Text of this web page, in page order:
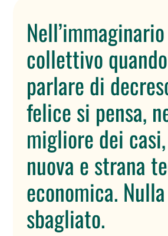
Nell’immaginario
collettivo
parlare di
felice si pensa,
migliore dei
nuova e strana
economica.
sbagliato.